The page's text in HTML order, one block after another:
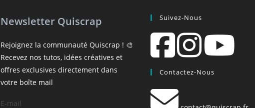
Newsletter Quiscrap
Rejoignez la communauté Quiscrap ! 🎨
Recevez nos tutos, idées créatives et
offres exclusives directement dans
votre boîte mail
E-mail
Suivez-Nous
Contactez-Nous